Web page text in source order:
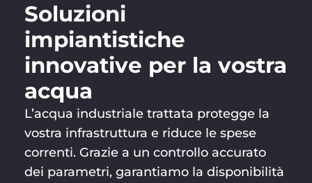
Soluzioni
impiantistiche
innovative per la vostra
acqua
L’acqua industriale trattata protegge la
vostra infrastruttura e riduce le spese
correnti. Grazie a un controllo accurato
dei parametri, garantiamo la disponibilità